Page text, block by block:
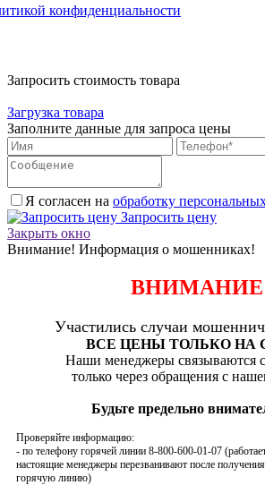
конфиденциальности
Запросить стоимость товара
Загрузка товара
Заполните данные для запроса цены
Я согласен на обработку
Запросить цену
Закрыть окно
Внимание! Информация о мошенниках!
Участились случаи
ВСЕ ЦЕНЫ ТОЛЬКО НА
Наши менеджеры связываются
только через обращения с
Будьте предельно
Проверяйте информацию:
- по телефону горячей линии 8-800-600-01-07
настоящие менеджеры перезванивают после
горячую линию)